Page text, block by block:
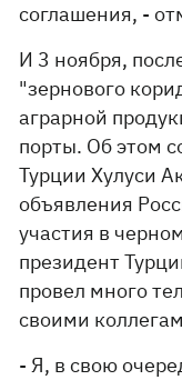
соглашения, -
И 3 ноября,
"зернового
аграрной
порты. Об этом
Турции Хулуси
объявления
участия в
президент
провел много
своими
- Я, в свою